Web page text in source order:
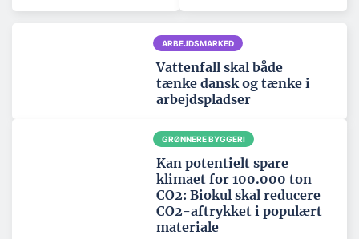
ARBEJDSMARKED
Vattenfall skal både
tænke dansk og tænke i
arbejdspladser
GRØNNERE BYGGERI
Kan potentielt spare
klimaet for 100.000 ton
CO2: Biokul skal reducere
CO2-aftrykket i populært
materiale